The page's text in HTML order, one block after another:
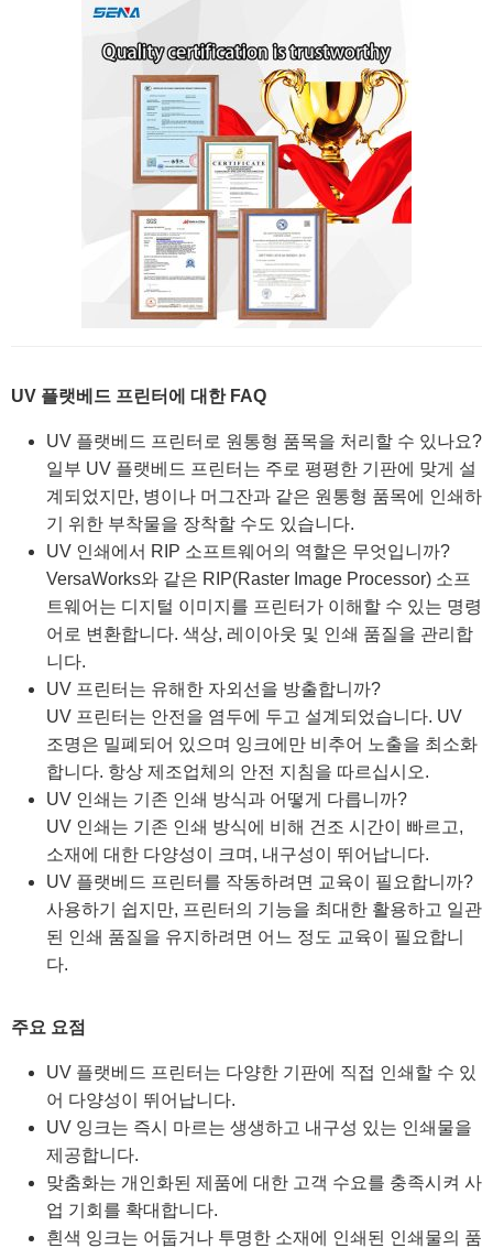
UV 플랫베드 프린터에 대한 FAQ
UV 플랫베드 프린터로 원통형 품목을 처리할 수 있나요?
일부 UV 플랫베드 프린터는 주로 평평한 기판에 맞게 설
계되었지만, 병이나 머그잔과 같은 원통형 품목에 인쇄하
기 위한 부착물을 장착할 수도 있습니다.
UV 인쇄에서 RIP 소프트웨어의 역할은 무엇입니까?
VersaWorks와 같은 RIP(Raster Image Processor) 소프
트웨어는 디지털 이미지를 프린터가 이해할 수 있는 명령
어로 변환합니다. 색상, 레이아웃 및 인쇄 품질을 관리합
니다.
UV 프린터는 유해한 자외선을 방출합니까?
UV 프린터는 안전을 염두에 두고 설계되었습니다. UV
조명은 밀폐되어 있으며 잉크에만 비추어 노출을 최소화
합니다. 항상 제조업체의 안전 지침을 따르십시오.
UV 인쇄는 기존 인쇄 방식과 어떻게 다릅니까?
UV 인쇄는 기존 인쇄 방식에 비해 건조 시간이 빠르고,
소재에 대한 다양성이 크며, 내구성이 뛰어납니다.
UV 플랫베드 프린터를 작동하려면 교육이 필요합니까?
사용하기 쉽지만, 프린터의 기능을 최대한 활용하고 일관
된 인쇄 품질을 유지하려면 어느 정도 교육이 필요합니
다.
주요 요점
UV 플랫베드 프린터는 다양한 기판에 직접 인쇄할 수 있
어 다양성이 뛰어납니다.
UV 잉크는 즉시 마르는 생생하고 내구성 있는 인쇄물을
제공합니다.
맞춤화는 개인화된 제품에 대한 고객 수요를 충족시켜 사
업 기회를 확대합니다.
흰색 잉크는 어둡거나 투명한 소재에 인쇄된 인쇄물의 품